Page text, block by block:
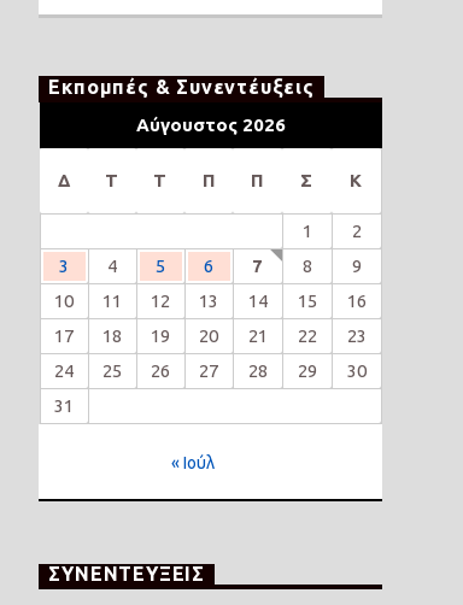
Εκπομπές & Συνεντέυξεις
Αύγουστος 2026
Δ Τ Τ Π Π Σ Κ
1
2
3
4 5 6 7 8
9
10
11 12 13 14 15
16
17
18 19 20 21 22
23
24
25 26 27 28 29
30
31
« Ιούλ
ΣΥΝΕΝΤΕΥΞΕΙΣ